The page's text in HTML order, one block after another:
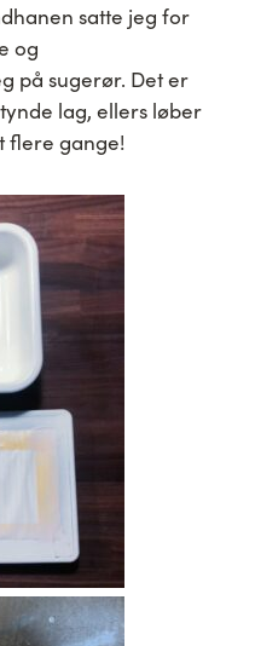
satte jeg for
og
på sugerør. Det er
lag, ellers løber
flere gange!